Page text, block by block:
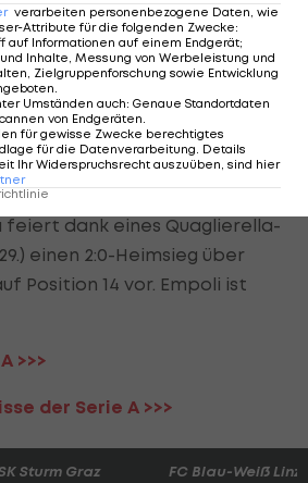
sich davor noch von
per Handschlag zu
die Roma damit auf Rang
ist mit vier Punkten dahinter
feiert dank eines Quaglierella-
einen 2:0-Heimsieg über
Position 14 vor. Empoli ist
>>>
der Serie A >>>
Sturm Graz FC Blau-Weiß Linz
verarbeiten personenbezogene Daten, wie
Attribute für die folgenden Zwecke:
auf Informationen auf einem Endgerät;
Inhalte, Messung von Werbeleistung und
Zielgruppenforschung sowie Entwicklung
.
Umständen auch: Genaue Standortdaten
von Endgeräten.
für gewisse Zwecke berechtigtes
für die Datenverarbeitung. Details
Ihr Widerspruchsrecht auszuüben, sind hier